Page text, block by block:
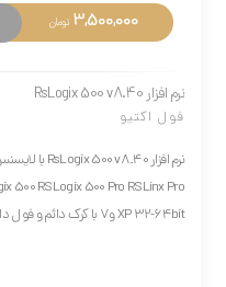
3,500,000 تومان
نرم افزار RsLogix 500 v8.40
فول اکتیو
XP 32-64bit و7 با کرک دائم و فول دارد. قابل نصب بر...